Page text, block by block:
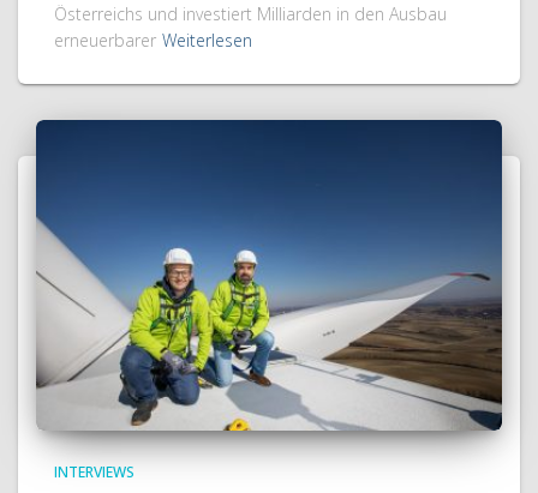
Österreichs und investiert Milliarden in den Ausbau
erneuerbarer Weiterlesen
INTERVIEWS